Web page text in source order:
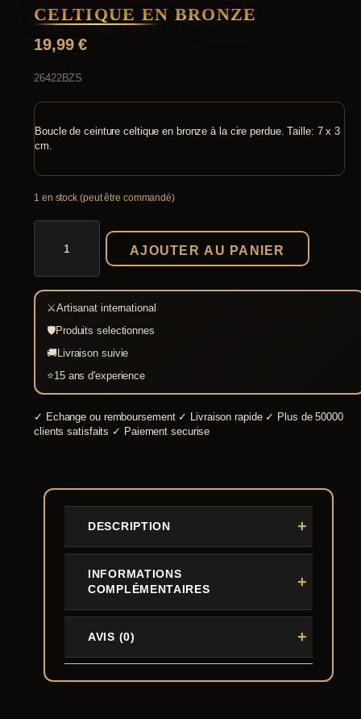
CELTIQUE EN BRONZE
19,99€
26422BZS
Boucle de ceinture celtique en bronze à la cire perdue. Taille: 7 x 3
cm.
1 en stock (peut être commandé)
quantité
Boucle
celtique
bronze
AJOUTER AU PANIER
⚔Artisanat international
🛡Produits selectionnes
🚚Livraison suivie
⭐15 ans d'experience
✓ Echange ou remboursement ✓ Livraison rapide ✓ Plus de 50000
clients satisfaits ✓ Paiement securise
DESCRIPTION
INFORMATIONS
COMPLÉMENTAIRES
AVIS (0)